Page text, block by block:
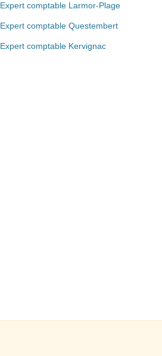
Expert comptable Larmor-Plage
Expert comptable Questembert
Expert comptable Kervignac